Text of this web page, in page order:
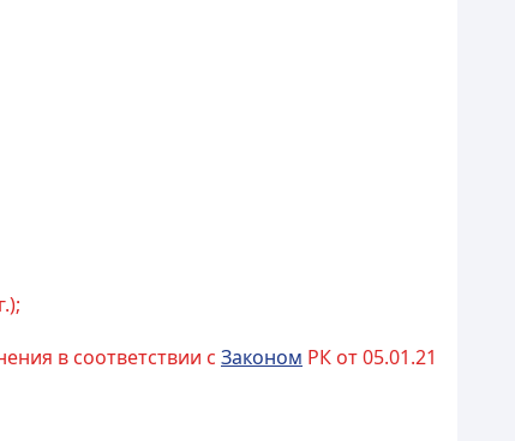
в соответствии с Законом РК от 05.01.21